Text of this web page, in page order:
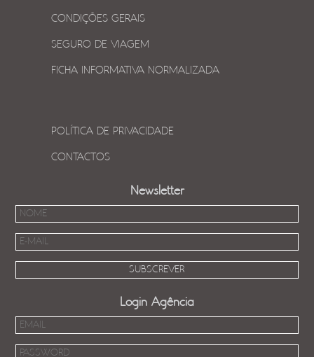
CONDIÇÕES GERAIS
SEGURO DE VIAGEM
FICHA INFORMATIVA NORMALIZADA
POLÍTICA DE PRIVACIDADE
CONTACTOS
Newsletter
Login Agência